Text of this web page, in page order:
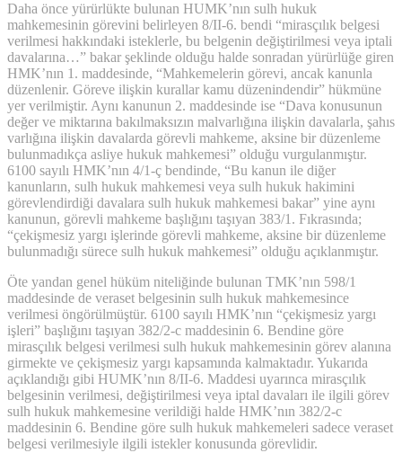
Daha önce yürürlükte bulunan HUMK’nın sulh hukuk
mahkemesinin görevini belirleyen 8/II-6. bendi “mirasçılık belgesi
verilmesi hakkındaki isteklerle, bu belgenin değiştirilmesi veya iptali
davalarına…” bakar şeklinde olduğu halde sonradan yürürlüğe giren
HMK’nın 1. maddesinde, “Mahkemelerin görevi, ancak kanunla
düzenlenir. Göreve ilişkin kurallar kamu düzenindendir” hükmüne
yer verilmiştir. Aynı kanunun 2. maddesinde ise “Dava konusunun
değer ve miktarına bakılmaksızın malvarlığına ilişkin davalarla, şahıs
varlığına ilişkin davalarda görevli mahkeme, aksine bir düzenleme
bulunmadıkça asliye hukuk mahkemesi” olduğu vurgulanmıştır.
6100 sayılı HMK’nın 4/1-ç bendinde, “Bu kanun ile diğer
kanunların, sulh hukuk mahkemesi veya sulh hukuk hakimini
görevlendirdiği davalara sulh hukuk mahkemesi bakar” yine aynı
kanunun, görevli mahkeme başlığını taşıyan 383/1. Fıkrasında;
“çekişmesiz yargı işlerinde görevli mahkeme, aksine bir düzenleme
bulunmadığı sürece sulh hukuk mahkemesi” olduğu açıklanmıştır.
Öte yandan genel hüküm niteliğinde bulunan TMK’nın 598/1
maddesinde de veraset belgesinin sulh hukuk mahkemesince
verilmesi öngörülmüştür. 6100 sayılı HMK’nın “çekişmesiz yargı
işleri” başlığını taşıyan 382/2-c maddesinin 6. Bendine göre
mirasçılık belgesi verilmesi sulh hukuk mahkemesinin görev alanına
girmekte ve çekişmesiz yargı kapsamında kalmaktadır. Yukarıda
açıklandığı gibi HUMK’nın 8/II-6. Maddesi uyarınca mirasçılık
belgesinin verilmesi, değiştirilmesi veya iptal davaları ile ilgili görev
sulh hukuk mahkemesine verildiği halde HMK’nın 382/2-c
maddesinin 6. Bendine göre sulh hukuk mahkemeleri sadece veraset
belgesi verilmesiyle ilgili istekler konusunda görevlidir.